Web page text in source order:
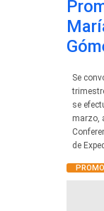
Se
se
marzo,
de